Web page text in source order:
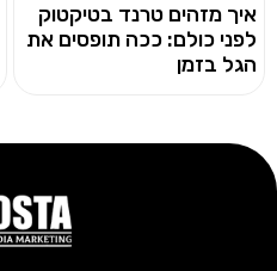
איך מזהים טרנד בטיקטוק
לפני כולם: ככה תופסים את
הגל בזמן